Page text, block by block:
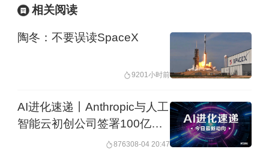
目前，马斯克与OpenAI的诉讼正陷入僵
持，而Anthropic恰恰是OpenAI当下最强
相关阅读
陶冬：不要误读SpaceX
9201小时前
AI进化速递丨Anthropic与人工
智能云初创公司签署100亿美
876308-04 20:47